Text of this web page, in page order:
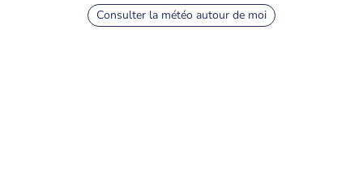
Consulter la météo autour de moi